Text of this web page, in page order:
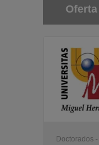
tipo:
Doctorados